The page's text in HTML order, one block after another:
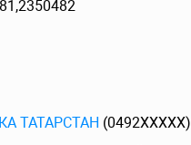
ТАТАРСТАН (0492XXXXX)